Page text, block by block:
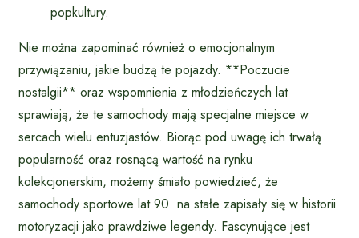
popkultury.
Nie można zapominać również o emocjonalnym
przywiązaniu, jakie budzą te pojazdy. **Poczucie
nostalgii** oraz wspomnienia z młodzieńczych lat
sprawiają, że te samochody mają specjalne miejsce w
sercach wielu entuzjastów. Biorąc pod uwagę ich trwałą
popularność oraz rosnącą wartość na rynku
kolekcjonerskim, możemy śmiało powiedzieć, że
samochody sportowe lat 90. na stałe zapisały się w historii
motoryzacji jako prawdziwe legendy. Fascynujące jest